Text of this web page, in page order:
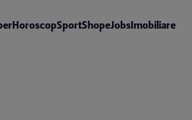
HoroscopSportShopeJobsImobiliare